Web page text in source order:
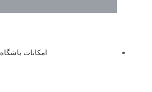
امکانات باشگاه